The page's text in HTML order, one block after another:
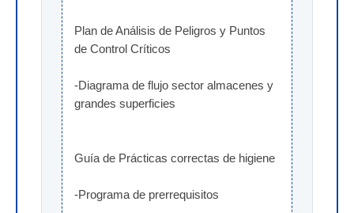
Plan de Análisis de Peligros y Puntos
de Control Críticos
-Diagrama de flujo sector almacenes y
grandes superficies
Guía de Prácticas correctas de higiene
-Programa de prerrequisitos